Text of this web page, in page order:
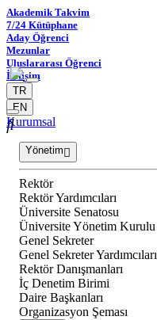
Akademik Takvim
7/24 Kütüphane
Aday Öğrenci
Mezunlar
Uluslararası Öğrenci
İletişim
TR
EN
Kurumsal
Yönetim
Rektör
Rektör Yardımcıları
Üniversite Senatosu
Üniversite Yönetim Kurulu
Genel Sekreter
Genel Sekreter Yardımcıları
Rektör Danışmanları
İç Denetim Birimi
Daire Başkanları
Organizasyon Şeması